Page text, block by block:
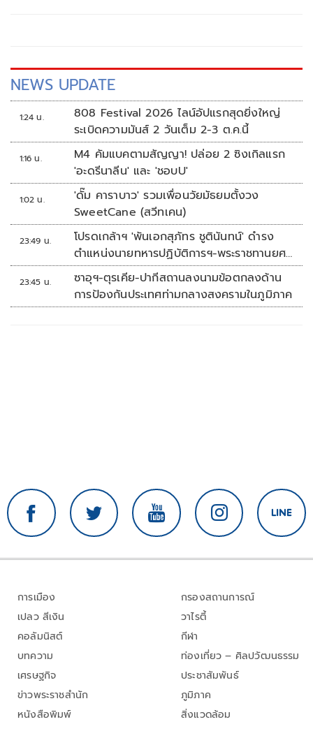
NEWS UPDATE
1:24 น.
808 Festival 2026 ไลน์อัปแรกสุดยิ่งใหญ่
ระเบิดความมันส์ 2 วันเต็ม 2-3 ต.ค.นี้
1:16 น.
M4 คัมแบคตามสัญญา! ปล่อย 2 ซิงเกิลแรก
'อะดรีนาลีน' และ 'ชอบU'
1:02 น.
'ดั๊ม คาราบาว' รวมเพื่อนวัยมัธยมตั้งวง
SweetCane (สวีทเคน)
23:49 น.
โปรดเกล้าฯ 'พันเอกสุภัทร ชูตินันทน์' ดำรง
ตำแหน่งนายทหารปฏิบัติการฯ-พระราชทานยศ
'พลตรี'
23:45 น.
ซาอุฯ-ตุรเคีย-ปากีสถานลงนามข้อตกลงด้าน
การป้องกันประเทศท่ามกลางสงครามในภูมิภาค
การเมือง
เปลว สีเงิน
คอลัมนิสต์
บทความ
เศรษฐกิจ
ข่าวพระราชสำนัก
หนังสือพิมพ์
กรองสถานการณ์
วาไรตี้
กีฬา
ท่องเที่ยว – ศิลปวัฒนธรรม
ประชาสัมพันธ์
ภูมิภาค
สิ่งแวดล้อม